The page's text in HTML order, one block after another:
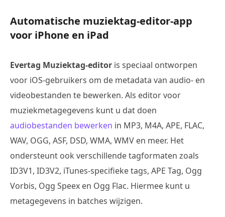
Automatische muziektag-editor-app
voor iPhone en iPad
Evertag Muziektag-editor is speciaal ontworpen
voor iOS-gebruikers om de metadata van audio- en
videobestanden te bewerken. Als editor voor
muziekmetagegevens kunt u dat doen
audiobestanden bewerken in MP3, M4A, APE, FLAC,
WAV, OGG, ASF, DSD, WMA, WMV en meer. Het
ondersteunt ook verschillende tagformaten zoals
ID3V1, ID3V2, iTunes-specifieke tags, APE Tag, Ogg
Vorbis, Ogg Speex en Ogg Flac. Hiermee kunt u
metagegevens in batches wijzigen.